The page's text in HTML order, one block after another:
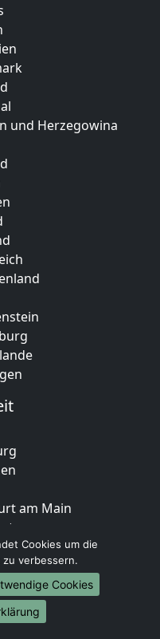
und Herzegowina
am Main
Cookies um die
verbessern.
Cookies